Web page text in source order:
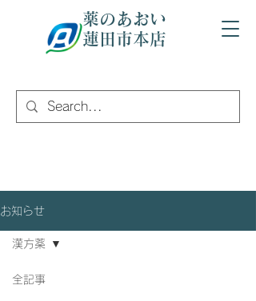
薬のあおい
蓮田市本店
お知らせ
全記事
漢方薬